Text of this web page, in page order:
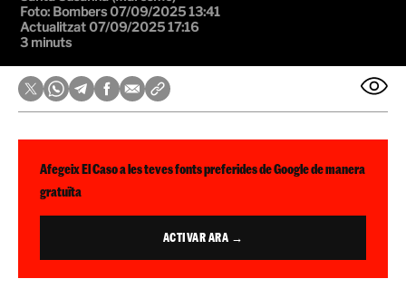
Foto: Bombers07/09/2025 13:41
Actualitzat 07/09/2025 17:16
3 minuts
Afegeix El Caso a les teves fonts preferides de Google de manera
gratuïta
ACTIVAR ARA →